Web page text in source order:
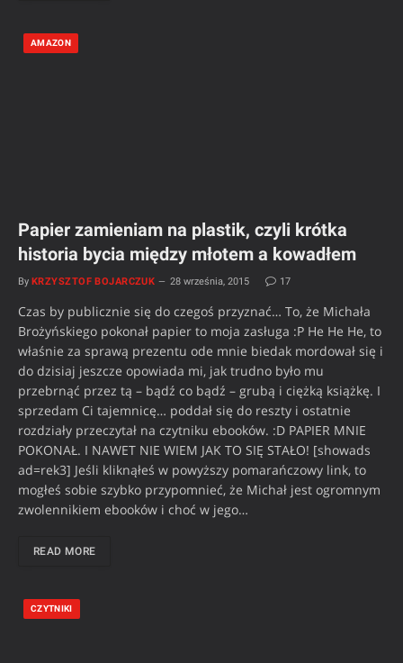
AMAZON
Papier zamieniam na plastik, czyli krótka
historia bycia między młotem a kowadłem
By KRZYSZTOF BOJARCZUK 28 września, 2015 17
Czas by publicznie się do czegoś przyznać… To, że Michała
Brożyńskiego pokonał papier to moja zasługa :P He He He, to
właśnie za sprawą prezentu ode mnie biedak mordował się i
do dzisiaj jeszcze opowiada mi, jak trudno było mu
przebrnąć przez tą – bądź co bądź – grubą i ciężką książkę. I
sprzedam Ci tajemnicę… poddał się do reszty i ostatnie
rozdziały przeczytał na czytniku ebooków. :D PAPIER MNIE
POKONAŁ. I NAWET NIE WIEM JAK TO SIĘ STAŁO! [showads
ad=rek3] Jeśli kliknąłeś w powyższy pomarańczowy link, to
mogłeś sobie szybko przypomnieć, że Michał jest ogromnym
zwolennikiem ebooków i choć w jego…
READ MORE
CZYTNIKI